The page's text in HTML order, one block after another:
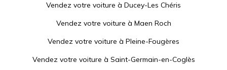
Vendez votre voiture à Ducey-Les Chéris
Vendez votre voiture à Maen Roch
Vendez votre voiture à Pleine-Fougères
Vendez votre voiture à Saint-Germain-en-Coglès